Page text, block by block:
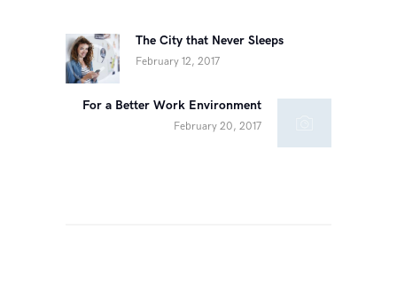
Previous
post:
The City that Never Sleeps
February 12, 2017
For a Better Work Environment
February 20, 2017